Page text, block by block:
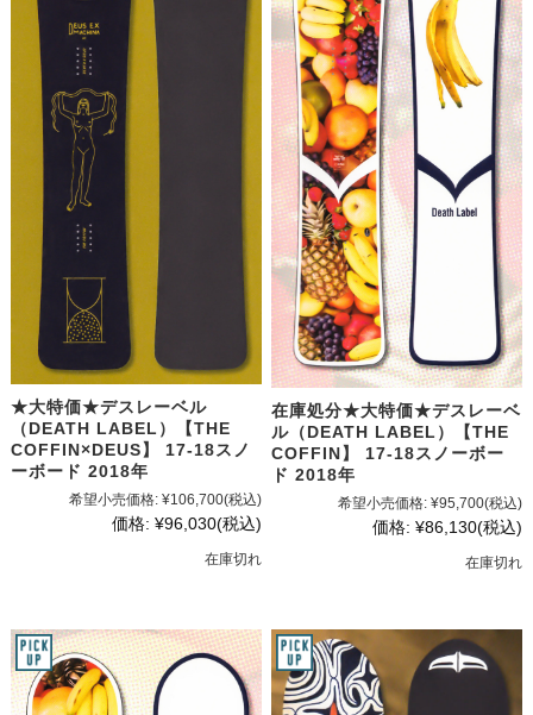
★大特価★デスレーベル
（DEATH LABEL）【THE
COFFIN×DEUS】 17-18スノ
ーボード 2018年
希望小売価格: ¥106,700(税込)
価格: ¥96,030(税込)
在庫切れ
在庫処分★大特価★デスレーベ
ル（DEATH LABEL）【THE
COFFIN】 17-18スノーボー
ド 2018年
希望小売価格: ¥95,700(税込)
価格: ¥86,130(税込)
在庫切れ